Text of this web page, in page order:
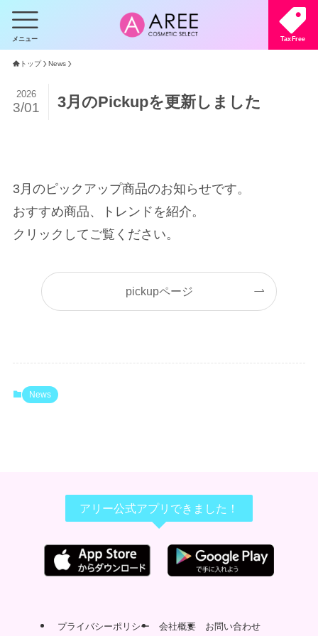
TaxFree
メニュー
トップ News
3月のPickupを更新しました
2026
3/01
3月のピックアップ商品のお知らせです。
おすすめ商品、トレンドを紹介。
クリックしてご覧ください。
pickupページ
News
アリー公式アプリできました！
プライバシーポリシー 会社概要 お問い合わせ